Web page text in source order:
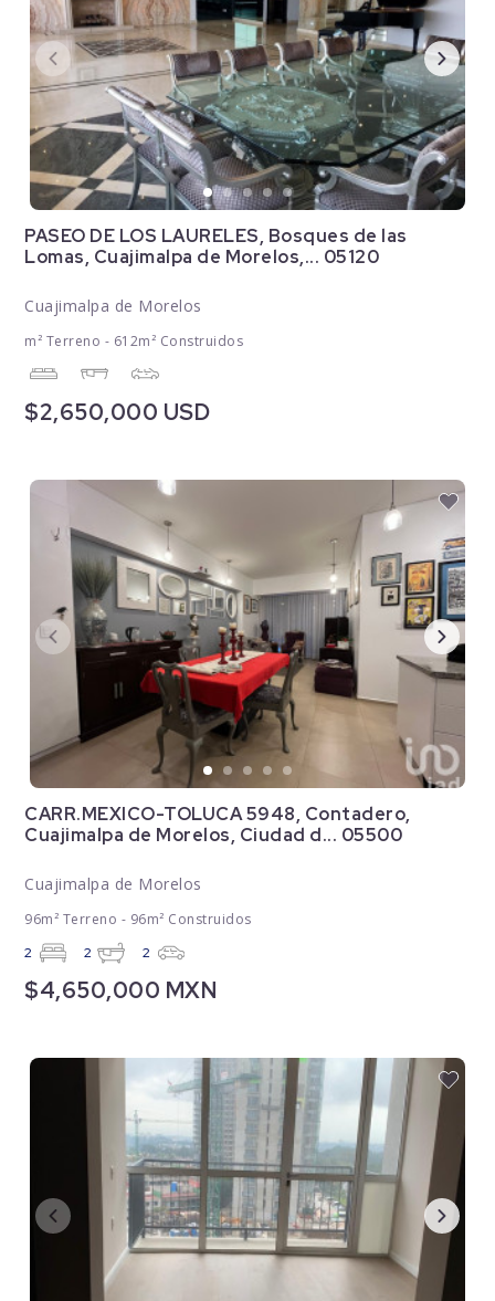
PASEO DE LOS LAURELES, Bosques de las
Lomas, Cuajimalpa de Morelos,... 05120
Cuajimalpa de Morelos
m² Terreno - 612m² Construidos
$2,650,000 USD
CARR.MEXICO-TOLUCA 5948, Contadero,
Cuajimalpa de Morelos, Ciudad d... 05500
Cuajimalpa de Morelos
96m² Terreno - 96m² Construidos
2 2 2
$4,650,000 MXN